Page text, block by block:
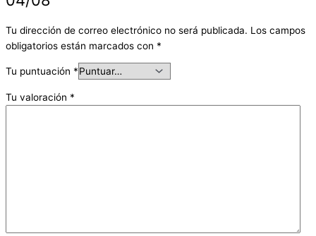
Tu dirección de correo electrónico no será publicada. Los campos
obligatorios están marcados con *
Tu puntuación *
Tu valoración *